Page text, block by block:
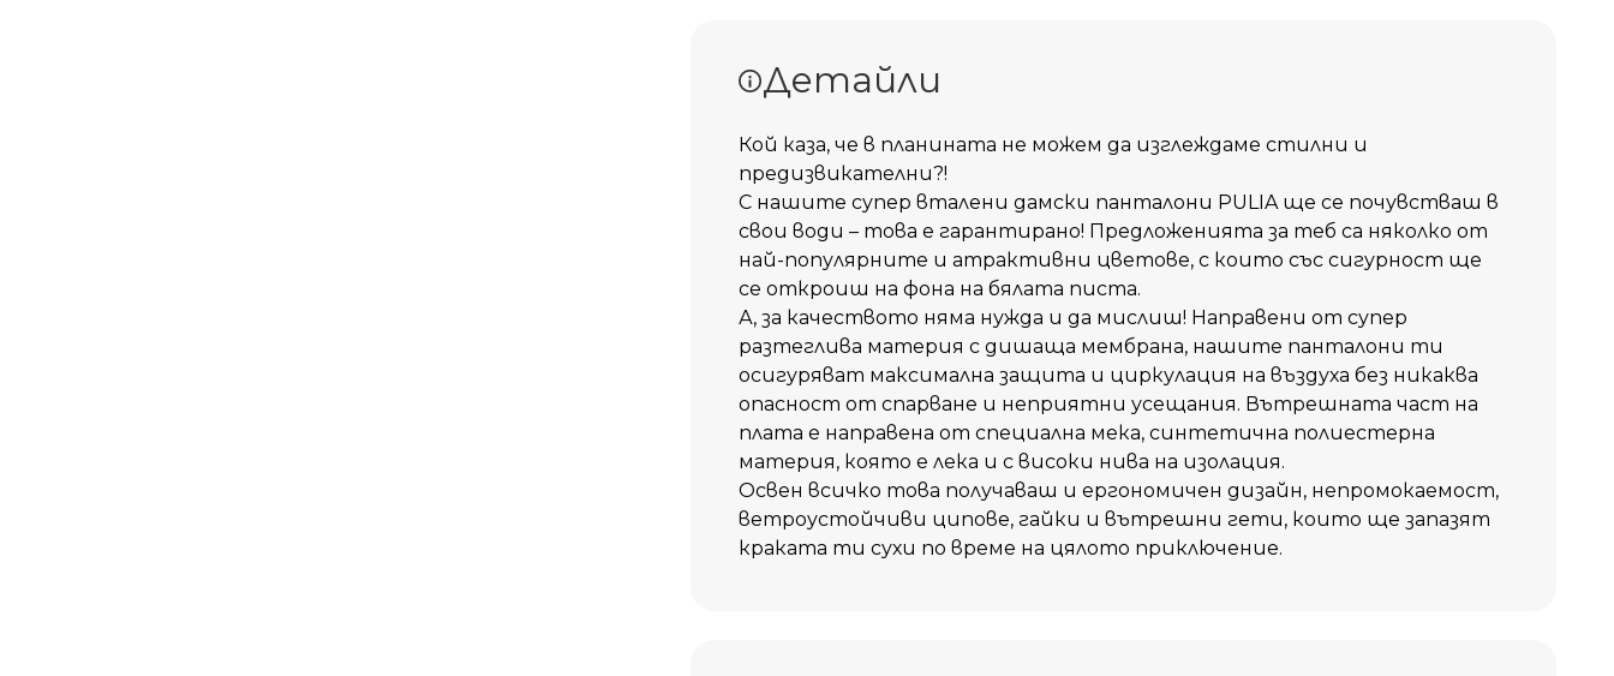
Детайли
Кой каза, че в планината не можем да изглеждаме стилни и
предизвикателни?!
С нашите супер вталени дамски панталони PULIA ще се почувстваш в
свои води – това е гарантирано! Предложенията за теб са няколко от
най-популярните и атрактивни цветове, с които със сигурност ще
се откроиш на фона на бялата писта.
А, за качеството няма нужда и да мислиш! Направени от супер
разтеглива материя с дишаща мембрана, нашите панталони ти
осигуряват максимална защита и циркулация на въздуха без никаква
опасност от спарване и неприятни усещания. Вътрешната част на
плата е направена от специална мека, синтетична полиестерна
материя, която е лека и с високи нива на изолация.
Освен всичко това получаваш и ергономичен дизайн, непромокаемост,
ветроустойчиви ципове, гайки и вътрешни гети, които ще запазят
краката ти сухи по време на цялото приключение.